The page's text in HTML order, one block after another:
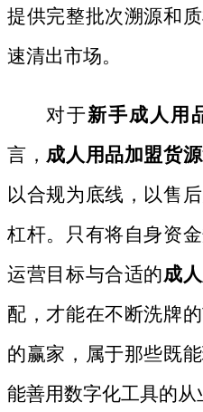
提供完整批次溯源和
速清出市场。
对于新手成人用
言， 成人用品加盟货
以合规为底线，以售
杠杆。只有将自身资
运营目标与合适的成
配，才能在不断洗牌
的赢家，属于那些既
能善用数字化工具的从